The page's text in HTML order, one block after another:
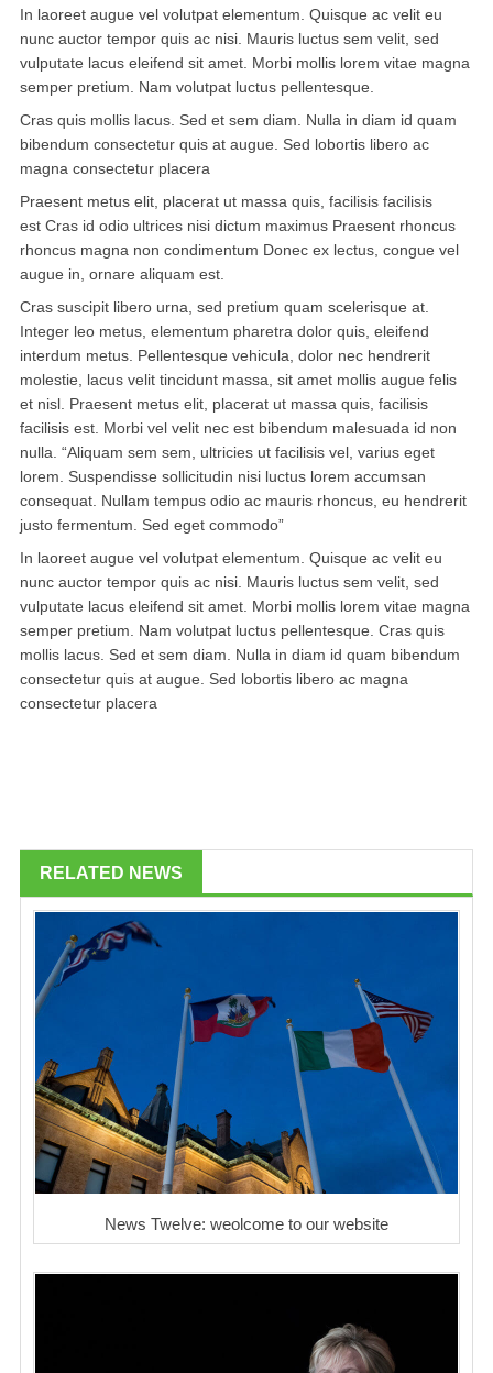
In laoreet augue vel volutpat elementum. Quisque ac velit eu
nunc auctor tempor quis ac nisi. Mauris luctus sem velit, sed
vulputate lacus eleifend sit amet. Morbi mollis lorem vitae magna
semper pretium. Nam volutpat luctus pellentesque.
Cras quis mollis lacus. Sed et sem diam. Nulla in diam id quam
bibendum consectetur quis at augue. Sed lobortis libero ac
magna consectetur placera
Praesent metus elit, placerat ut massa quis, facilisis facilisis
est Cras id odio ultrices nisi dictum maximus Praesent rhoncus
rhoncus magna non condimentum Donec ex lectus, congue vel
augue in, ornare aliquam est.
Cras suscipit libero urna, sed pretium quam scelerisque at.
Integer leo metus, elementum pharetra dolor quis, eleifend
interdum metus. Pellentesque vehicula, dolor nec hendrerit
molestie, lacus velit tincidunt massa, sit amet mollis augue felis
et nisl. Praesent metus elit, placerat ut massa quis, facilisis
facilisis est. Morbi vel velit nec est bibendum malesuada id non
nulla. “Aliquam sem sem, ultricies ut facilisis vel, varius eget
lorem. Suspendisse sollicitudin nisi luctus lorem accumsan
consequat. Nullam tempus odio ac mauris rhoncus, eu hendrerit
justo fermentum. Sed eget commodo”
In laoreet augue vel volutpat elementum. Quisque ac velit eu
nunc auctor tempor quis ac nisi. Mauris luctus sem velit, sed
vulputate lacus eleifend sit amet. Morbi mollis lorem vitae magna
semper pretium. Nam volutpat luctus pellentesque. Cras quis
mollis lacus. Sed et sem diam. Nulla in diam id quam bibendum
consectetur quis at augue. Sed lobortis libero ac magna
consectetur placera
RELATED NEWS
News Twelve: weolcome to our website